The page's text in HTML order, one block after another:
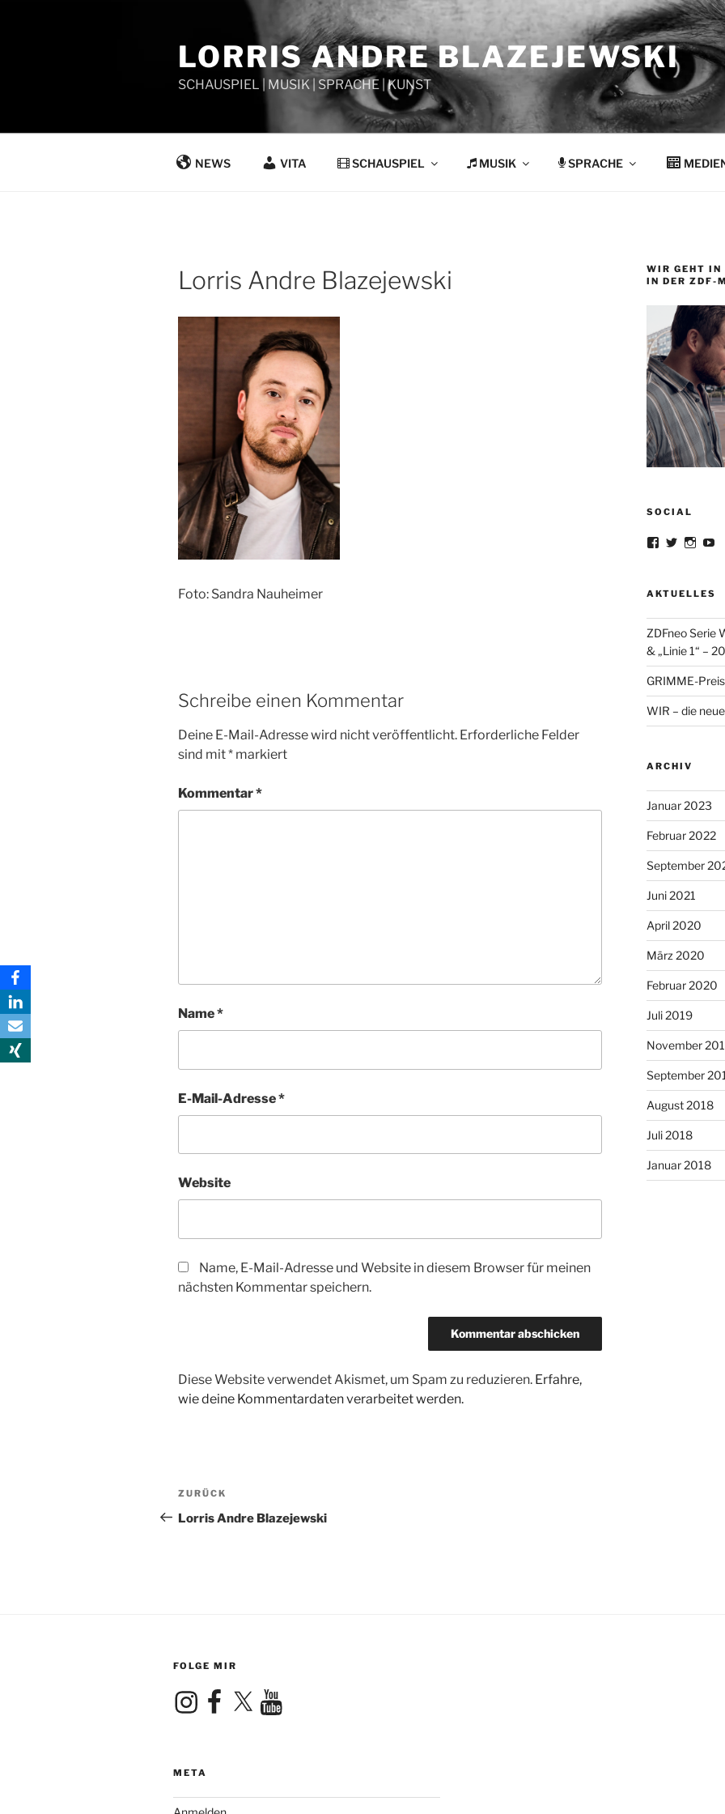
LORRIS ANDRE BLAZEJEWSKI
SCHAUSPIEL | MUSIK | SPRACHE | KUNST
NEWS VITA SCHAUSPIEL MUSIK SPRACHE
Lorris Andre Blazejewski
Foto: Sandra Nauheimer
Schreibe einen Kommentar
Deine E-Mail-Adresse wird nicht veröffentlicht. Erforderliche Felder
sind mit* markiert
Kommentar*
Name*
E-Mail-Adresse*
Website
Name, E-Mail-Adresse und Website in diesem Browser für meinen
nächsten Kommentar speichern.
Diese Website verwendet Akismet, um Spam zu reduzieren. Erfahre,
wie deine Kommentardaten verarbeitet werden.
Beitragsnavigation
Vorheriger
Beitrag
ZURÜCK
Lorris Andre Blazejewski
WIR GEHT
IN DER ZDF-
SOCIAL
Profil
Facebook
Profil
Twitter
Profil
AKTUELLES
ZDFneo Serie
& „Linie 1“ –
GRIMME-
WIR – die
ARCHIV
Januar 2023
Februar 2022
September
Juni 2021
April 2020
März 2020
Februar 2020
Juli 2019
November
September
August 2018
Juli 2018
Januar 2018
FOLGE MIR
InstagramFacebook
X YouTube
META